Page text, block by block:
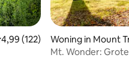
beoordeling van
4,99 (122)
Woning in Mount
Mt. Wonder: